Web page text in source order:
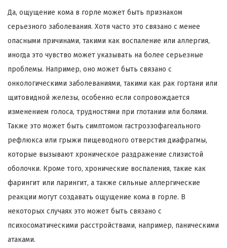
Да, ощущение кома в горле может быть признаком
серьезного заболевания. Хотя часто это связано с менее
опасными причинами, такими как воспаление или аллергия,
иногда это чувство может указывать на более серьезные
проблемы. Например, оно может быть связано с
онкологическими заболеваниями, такими как рак гортани или
щитовидной железы, особенно если сопровождается
изменением голоса, трудностями при глотании или болями.
Также это может быть симптомом гастроэзофагеального
рефлюкса или грыжи пищеводного отверстия диафрагмы,
которые вызывают хроническое раздражение слизистой
оболочки. Кроме того, хронические воспаления, такие как
фарингит или ларингит, а также сильные аллергические
реакции могут создавать ощущение кома в горле. В
некоторых случаях это может быть связано с
психосоматическими расстройствами, например, паническими
атаками.